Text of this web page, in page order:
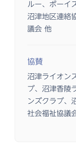
ルー、ボーイ
沼津地区連絡
議会 他
協賛
沼津ライオン
ブ、沼津香陵
ンズクラブ、
社会福祉協議